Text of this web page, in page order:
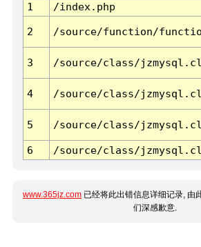
1
/index.php
2 /source/function/
3 /source/class/
4 /source/class/
5 /source/class/
6 /source/class/
www.365jz.com 已经将此出错信息详细记录, 由
们深感歉意.